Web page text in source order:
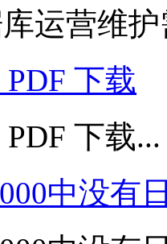
运营维
下载
下载...
中没有